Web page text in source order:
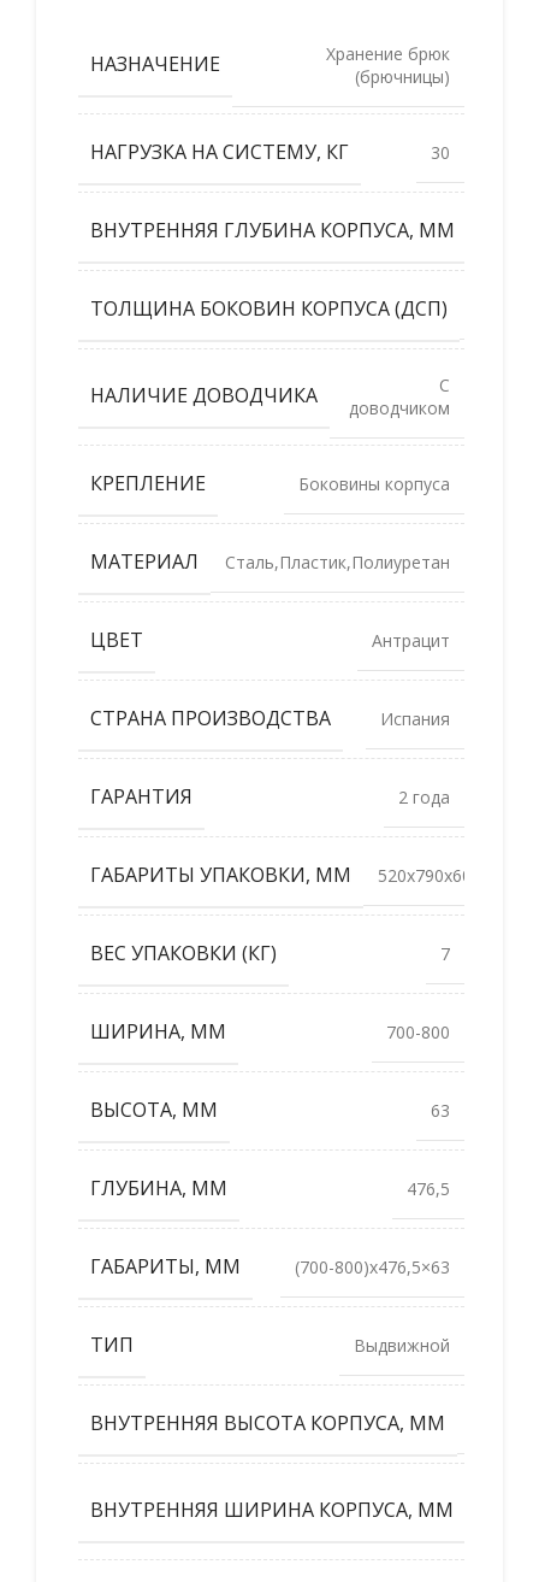
НАЗНАЧЕНИЕ
Хранение брюк
(брючницы)
НАГРУЗКА НА СИСТЕМУ, КГ 30
ВНУТРЕННЯЯ ГЛУБИНА КОРПУСА, ММ
ТОЛЩИНА БОКОВИН КОРПУСА (ДСП)
НАЛИЧИЕ ДОВОДЧИКА
С
доводчиком
КРЕПЛЕНИЕ Боковины корпуса
МАТЕРИАЛ Сталь,Пластик,Полиуретан
ЦВЕТ Антрацит
СТРАНА ПРОИЗВОДСТВА Испания
ГАРАНТИЯ 2 года
ГАБАРИТЫ УПАКОВКИ, ММ 520x790x60
ВЕС УПАКОВКИ (КГ) 7
ШИРИНА, ММ 700-800
ВЫСОТА, ММ 63
ГЛУБИНА, ММ 476,5
ГАБАРИТЫ, ММ (700-800)x476,5×63
ТИП Выдвижной
ВНУТРЕННЯЯ ВЫСОТА КОРПУСА, ММ
ВНУТРЕННЯЯ ШИРИНА КОРПУСА, ММ